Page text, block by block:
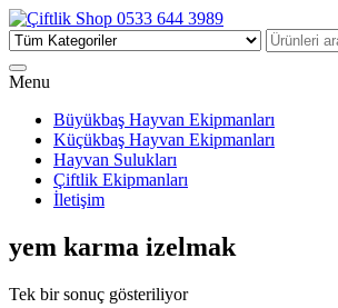
Çiftlik Shop 0533 644 3989
Menu
Büyükbaş Hayvan Ekipmanları
Küçükbaş Hayvan Ekipmanları
Hayvan Sulukları
Çiftlik Ekipmanları
İletişim
yem karma izelmak
Tek bir sonuç gösteriliyor